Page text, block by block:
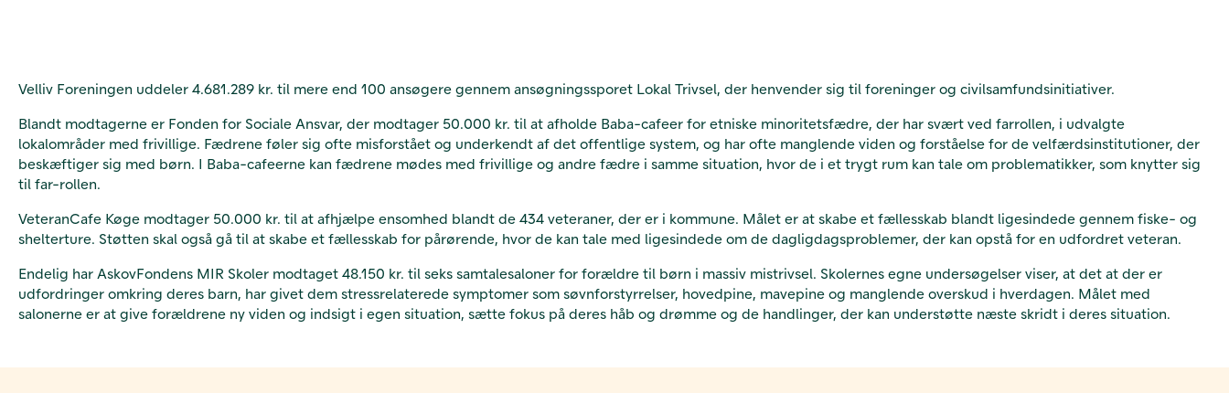
Velliv Foreningen uddeler 4.681.289 kr. til mere end 100 ansøgere gennem ansøgningssporet Lokal Trivsel, der henvender sig til foreninger og civilsamfundsinitiativer.
Blandt modtagerne er Fonden for Sociale Ansvar, der modtager 50.000 kr. til at afholde Baba-cafeer for etniske minoritetsfædre, der har svært ved farrollen, i udvalgte
lokalområder med frivillige. Fædrene føler sig ofte misforstået og underkendt af det offentlige system, og har ofte manglende viden og forståelse for de velfærdsinstitutioner, der
beskæftiger sig med børn. I Baba-cafeerne kan fædrene mødes med frivillige og andre fædre i samme situation, hvor de i et trygt rum kan tale om problematikker, som knytter sig
til far-rollen.
VeteranCafe Køge modtager 50.000 kr. til at afhjælpe ensomhed blandt de 434 veteraner, der er i kommune. Målet er at skabe et fællesskab blandt ligesindede gennem fiske- og
shelterture. Støtten skal også gå til at skabe et fællesskab for pårørende, hvor de kan tale med ligesindede om de dagligdagsproblemer, der kan opstå for en udfordret veteran.
Endelig har AskovFondens MIR Skoler modtaget 48.150 kr. til seks samtalesaloner for forældre til børn i massiv mistrivsel. Skolernes egne undersøgelser viser, at det at der er
udfordringer omkring deres barn, har givet dem stressrelaterede symptomer som søvnforstyrrelser, hovedpine, mavepine og manglende overskud i hverdagen. Målet med
salonerne er at give forældrene ny viden og indsigt i egen situation, sætte fokus på deres håb og drømme og de handlinger, der kan understøtte næste skridt i deres situation.